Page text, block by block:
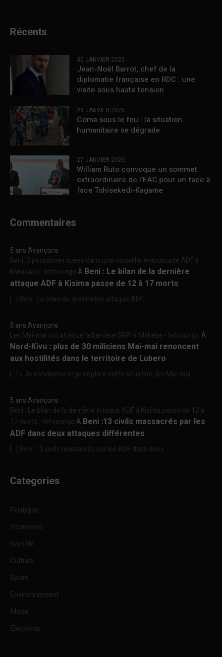
Récents
30 JANVIER 2025
Jean-Noël Barrot, chef de la
diplomatie française en RDC : une
visite sous haute tension
28 JANVIER 2025
Goma sous le feu : la situation
humanitaire se dégrade
27 JANVIER 2025
William Ruto convoque un sommet
extraordinaire de l’EAC pour un face à
face Tshisekedi-Kagame
Commentaires
5 ans Avançons
Beni :3 personnes tuées dans une nouvelle embuscade ADF à
Makisabo - InfocongoÀ Beni : Le bilan de la dernière
attaque ADF à Kisima passe de 12 à 17 morts
[…] Beni : Le bilan de la dernière attaque ADF...
5 ans Avançons
Les Mai-mai ont attaqué la barrière GRPI à Makeke - InfocongoÀ
Nord-Kivu : plus de 30 miliciens Mai-mai renoncent
aux hostilités dans le territoire de Lubero
[…] « Je condamne et je déplore cette situation, les Mai-mai...
5 ans Avançons
Beni : Le bilan de la dernière attaque ADF à Kisima passe de 12 à
17 morts - InfocongoÀ Beni :13 civils massacrés par les
ADF dans deux attaques différentes
[…] Beni :13 civils massacrés par les ADF dans deux...
Categories
Politique
Economie
Société
Culture
Sport
Environnement
Mode
Elections